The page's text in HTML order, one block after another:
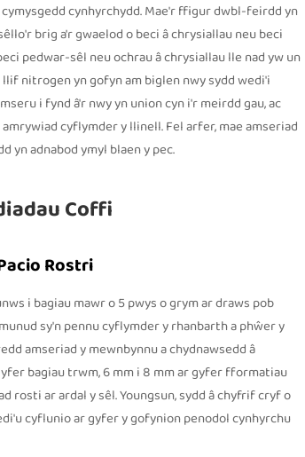
cynhyrchydd. Mae'r ffigur dwbl-feirdd yn
brig a'r gwaelod o beci â chrysiallau neu beci
pedwar-sêl neu ochrau â chrysiallau lle nad yw un
nitrogen yn gofyn am biglen nwy sydd wedi'i
i fynd â'r nwy yn union cyn i'r meirdd gau, ac
cyflymder y llinell. Fel arfer, mae amseriad
yn adnabod ymyl blaen y pec.
Coffi
Rostri
i bagiau mawr o 5 pwys o grym ar draws pob
sy'n pennu cyflymder y rhanbarth a phŵer y
amseriad y mewnbynnu a chydnawsedd â
bagiau trwm, 6 mm i 8 mm ar gyfer fformatiau
ar ardal y sêl. Youngsun, sydd â chyfrif cryf o
cyflunio ar gyfer y gofynion penodol cynhyrchu